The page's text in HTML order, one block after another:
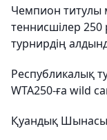
Чемпион титулы
теннисшілер 250
турнирдің
Республикалық
WTA250-ға wild
Қуандық